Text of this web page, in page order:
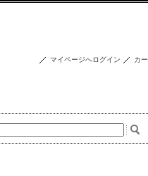
マイページへログイン カ